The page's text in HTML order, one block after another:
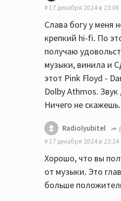
17 декабря 2024 в 23:06
Слава богу у меня
крепкий hi-fi. По
получаю
музыки, винила и
этот Pink Floyd -
Dolby Athmos.
Ничего не скажешь.
Radiolyubitel
17 декабря 2024 в 23:24
Хорошо, что вы
от музыки. Это
больше